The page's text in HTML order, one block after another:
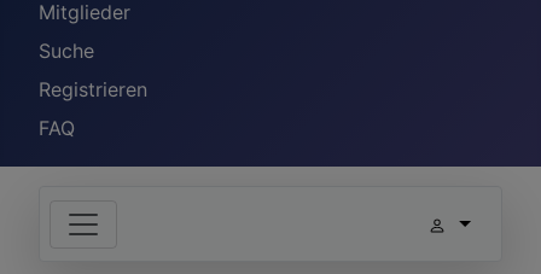
Mitglieder
Suche
Registrieren
FAQ